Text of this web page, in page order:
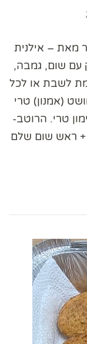
מאת – אילנית
עם שום, גמבה,
לשבת או לכל
4-5 פילה מושט (אמנון) טרי
טרי. הרוטב-
קלופות + ראש שום שלם